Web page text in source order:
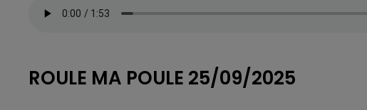
ROULE MA POULE 25/09/2025